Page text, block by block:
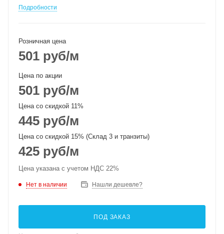
Подробности
Розничная цена
501 руб/м
Цена по акции
501 руб/м
Цена со скидкой 11%
445 руб/м
Цена со скидкой 15% (Склад 3 и транзиты)
425 руб/м
Цена указана с учетом НДС 22%
Нет в наличии Нашли дешевле?
ПОД ЗАКАЗ